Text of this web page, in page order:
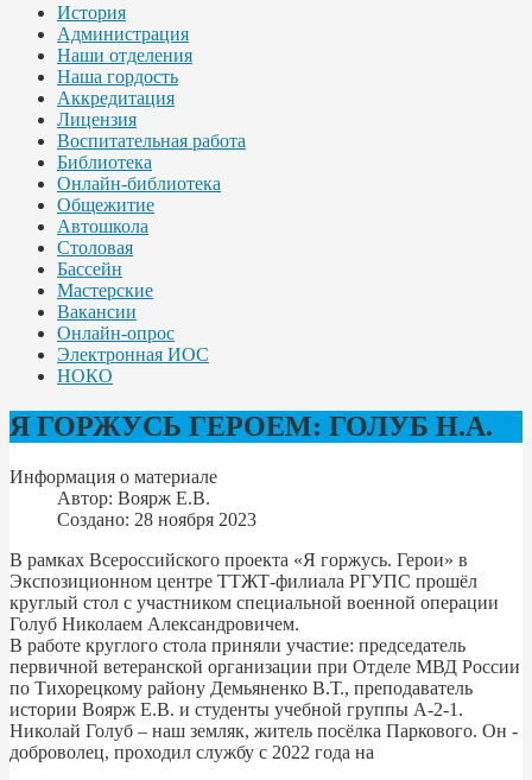
История
Администрация
Наши отделения
Наша гордость
Аккредитация
Лицензия
Воспитательная работа
Библиотека
Онлайн-библиотека
Общежитие
Автошкола
Столовая
Бассейн
Мастерские
Вакансии
Онлайн-опрос
Электронная ИОС
НОКО
Я ГОРЖУСЬ ГЕРОЕМ: ГОЛУБ Н.А.
Информация о материале
Автор: Воярж Е.В.
Создано: 28 ноября 2023
В рамках Всероссийского проекта «Я горжусь. Герои» в
Экспозиционном центре ТТЖТ-филиала РГУПС прошёл
круглый стол с участником специальной военной операции
Голуб Николаем Александровичем.
В работе круглого стола приняли участие: председатель
первичной ветеранской организации при Отделе МВД России
по Тихорецкому району Демьяненко В.Т., преподаватель
истории Воярж Е.В. и студенты учебной группы А-2-1.
Николай Голуб – наш земляк, житель посёлка Паркового. Он -
доброволец, проходил службу с 2022 года на